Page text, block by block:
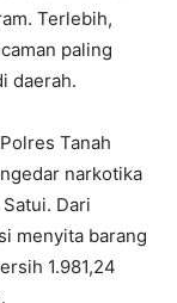
Terlebih,
paling
daerah.
Tanah
narkotika
Dari
menyita barang
1.981,24